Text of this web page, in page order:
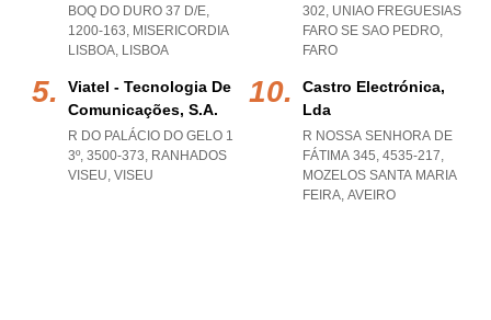
BOQ DO DURO 37 D/E,
1200-163, MISERICORDIA
LISBOA, LISBOA
Viatel - Tecnologia De
Comunicações, S.a.
R DO PALÁCIO DO GELO 1
3º, 3500-373, RANHADOS
VISEU, VISEU
302, UNIAO FREGUESIAS
FARO SE SAO PEDRO,
FARO
Castro Electrónica,
Lda
R NOSSA SENHORA DE
FÁTIMA 345, 4535-217,
MOZELOS SANTA MARIA
FEIRA, AVEIRO